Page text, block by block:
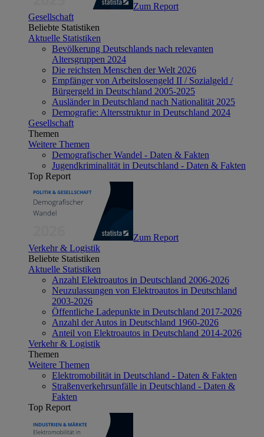
Zum Report
Gesellschaft
Beliebte Statistiken
Aktuelle Statistiken
Bevölkerung Deutschlands nach relevanten
Altersgruppen 2024
Die reichsten Menschen der Welt 2026
Empfänger von Arbeitslosengeld II / Sozialgeld /
Bürgergeld in Deutschland 2005-2025
Ausländer in Deutschland nach Nationalität 2025
Demografie: Altersstruktur in Deutschland 2024
Gesellschaft
Themen
Weitere Themen
Demografischer Wandel - Daten & Fakten
Jugendkriminalität in Deutschland - Daten & Fakten
Top Report
Zum Report
Verkehr & Logistik
Beliebte Statistiken
Aktuelle Statistiken
Anzahl Elektroautos in Deutschland 2006-2026
Neuzulassungen von Elektroautos in Deutschland
2003-2026
Öffentliche Ladepunkte in Deutschland 2017-2026
Anzahl der Autos in Deutschland 1960-2026
Anteil von Elektroautos in Deutschland 2014-2026
Verkehr & Logistik
Themen
Weitere Themen
Elektromobilität in Deutschland - Daten & Fakten
Straßenverkehrsunfälle in Deutschland - Daten &
Fakten
Top Report